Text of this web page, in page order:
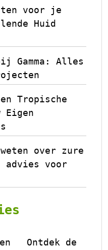
voor je
Huid
Gamma: Alles
Tropische
Eigen
over zure
advies voor
Ontdek de